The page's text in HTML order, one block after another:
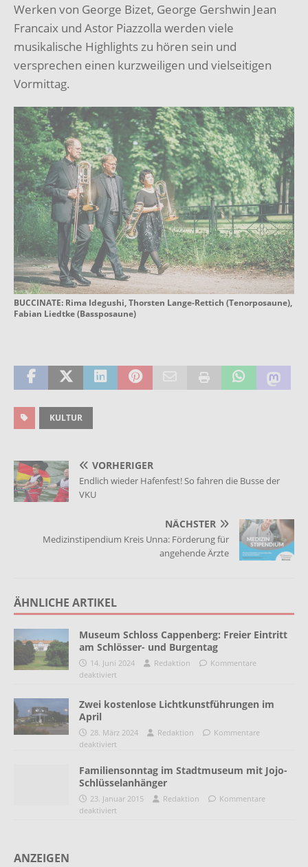
Werken von George Bizet, George Gershwin Jean
Francaix und Astor Piazzolla werden viele
musikalische Highlights zu hören sein und
versprechen einen kurzweiligen und vielseitigen
Vormittag.
BUCCINATE: Rima Idegushi, Thorsten Lange-Rettich (Tenorposaune),
Fabian Liedtke (Bassposaune)
KULTUR
VORHERIGER
Endlich wieder Hafenfest! So fahren die Busse der
VKU
NÄCHSTER
Medizinstipendium Kreis Unna: Förderung für
angehende Ärzte
ÄHNLICHE ARTIKEL
Museum Schloss Cappenberg: Freier Eintritt
am Schlösser- und Burgentag
14. Juni 2024 Redaktion
Kommentare
deaktiviert
Zwei kostenlose Lichtkunstführungen im
April
28. März 2024 Redaktion
Kommentare
deaktiviert
Familiensonntag im Stadtmuseum mit Jojo-
Schlüsselanhänger
23. Januar 2015 Redaktion
Kommentare
deaktiviert
ANZEIGEN